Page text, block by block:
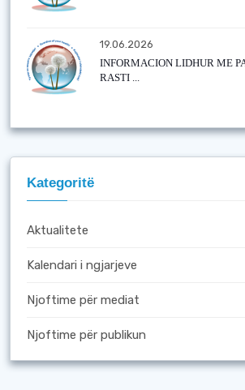
19.06.2026
INFORMACION LIDHUR ME
RASTI ...
Kategoritë
Aktualitete
Kalendari i ngjarjeve
Njoftime për mediat
Njoftime për publikun